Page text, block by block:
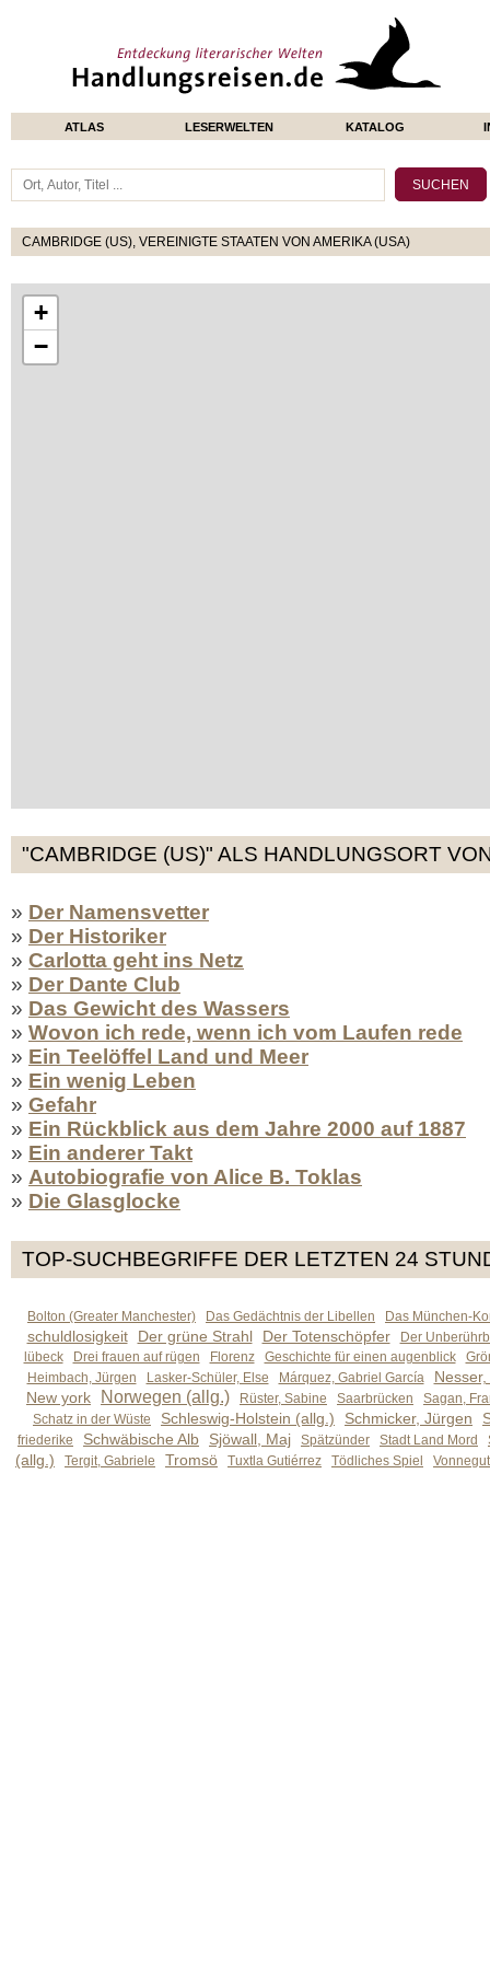
ATLAS LESERWELTEN KATALOG
CAMBRIDGE (US), VEREINIGTE STAATEN VON AMERIKA (USA)
+
−
"CAMBRIDGE (US)" ALS HANDLUNGSORT
» Der Namensvetter
» Der Historiker
» Carlotta geht ins Netz
» Der Dante Club
» Das Gewicht des Wassers
» Wovon ich rede, wenn ich vom Laufen rede
» Ein Teelöffel Land und Meer
» Ein wenig Leben
» Gefahr
» Ein Rückblick aus dem Jahre 2000 auf 1887
» Ein anderer Takt
» Autobiografie von Alice B. Toklas
» Die Glasglocke
TOP-SUCHBEGRIFFE DER LETZTEN 24
Bolton (Greater Manchester) Das Gedächtnis der Libellen Das München-
schuldlosigkeit Der grüne Strahl Der Totenschöpfer
Der
lübeck
Drei frauen auf rügen Florenz Geschichte für einen augenblick
Heimbach, Jürgen
Lasker-Schüler, Else Márquez, Gabriel García
New york
Norwegen (allg.) Rüster, Sabine Saarbrücken
Sagan,
Schatz in der Wüste
Schleswig-Holstein (allg.) Schmicker, Jürgen
friederike Schwäbische Alb Sjöwall, Maj Spätzünder Stadt Land Mord
(allg.) Tergit, Gabriele Tromsö Tuxtla Gutiérrez Tödliches Spiel